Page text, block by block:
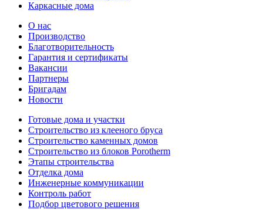
Каркасные дома
О нас
Производство
Благотворительность
Гарантия и сертификаты
Вакансии
Партнеры
Бригадам
Новости
Готовые дома и участки
Строительство из клееного бруса
Строительство каменных домов
Строительство из блоков Porotherm
Этапы строительства
Отделка дома
Инженерные коммуникации
Контроль работ
Подбор цветового решения